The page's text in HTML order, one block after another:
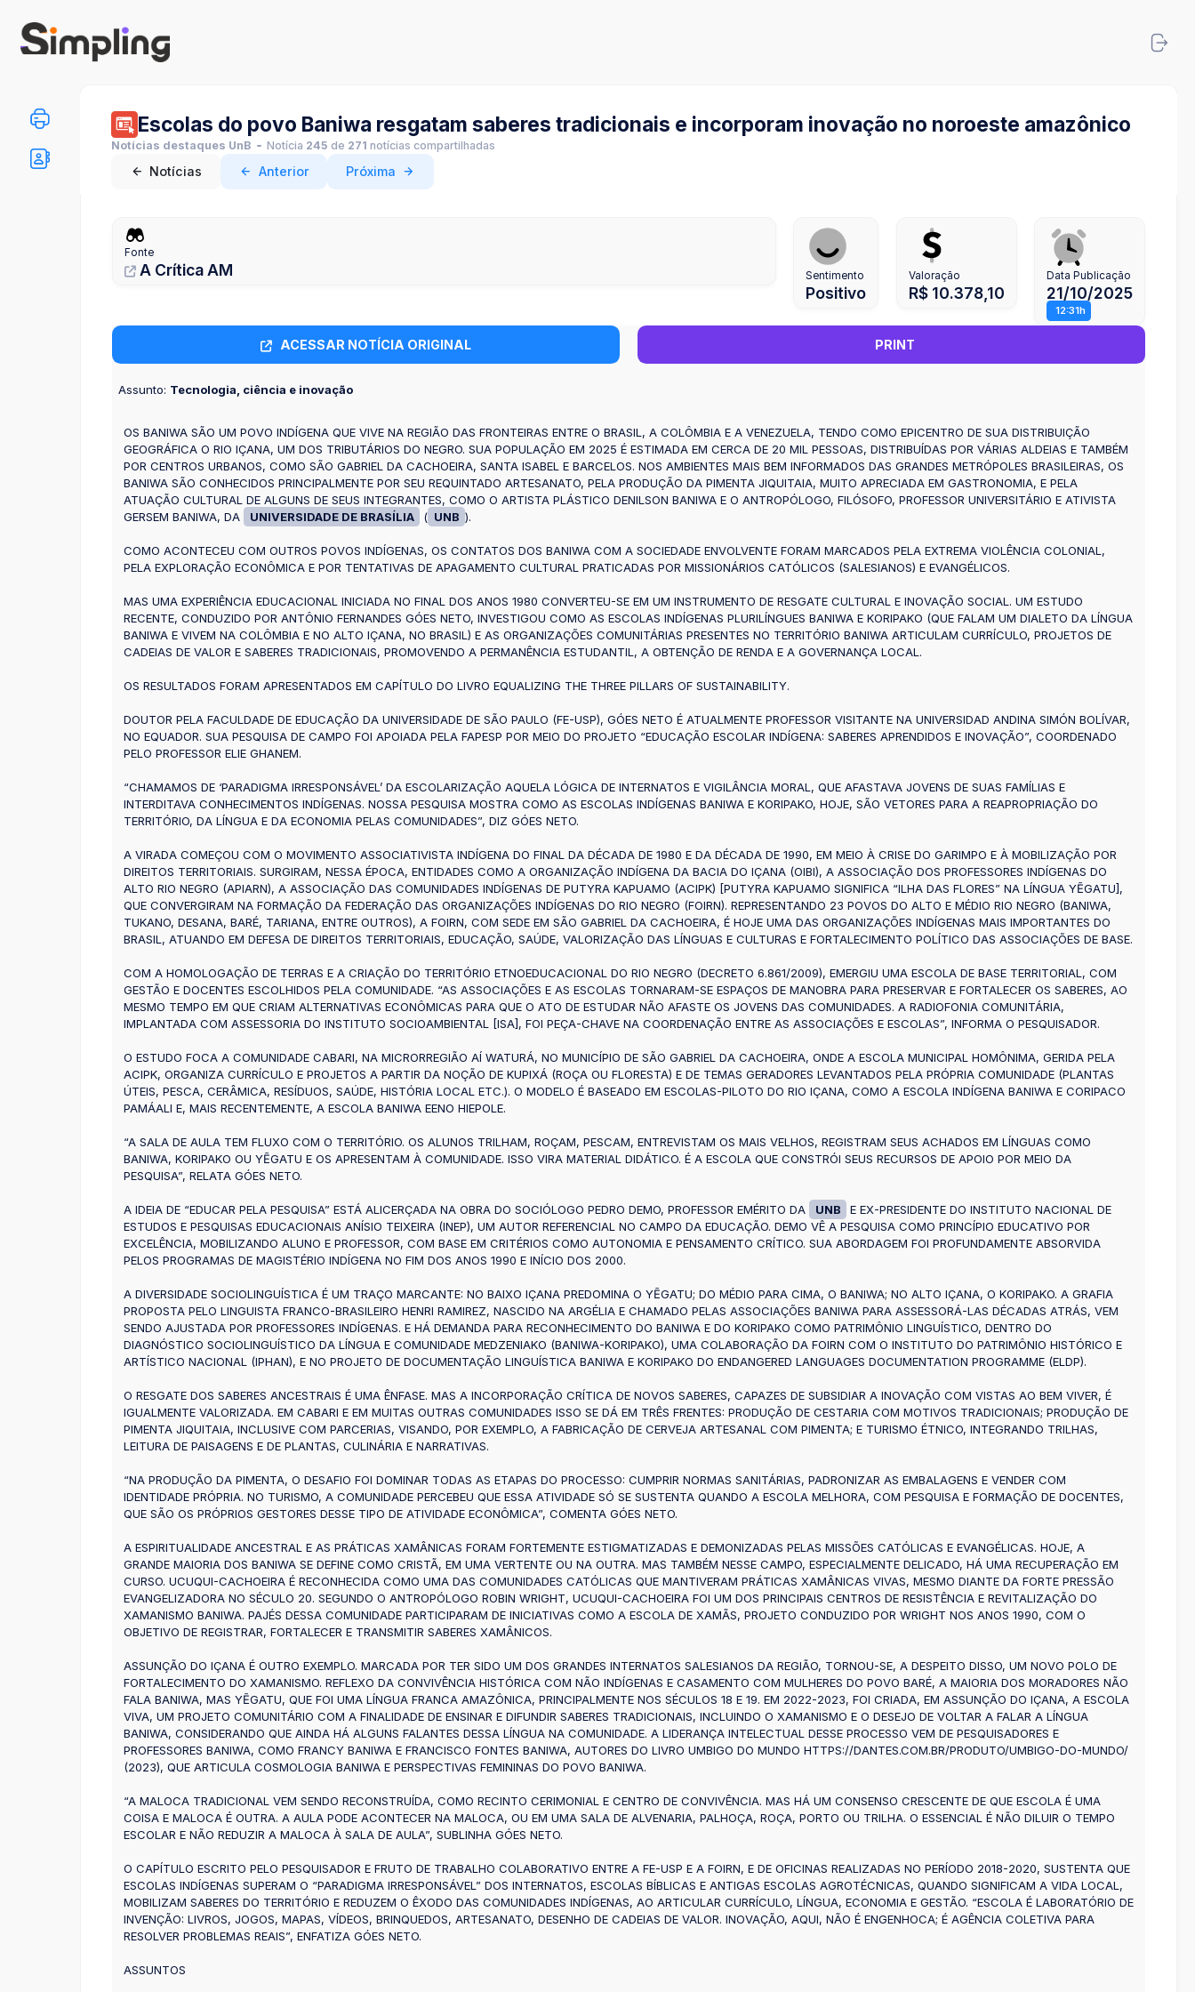
Escolas do povo Baniwa resgatam saberes tradicionais e incorporam inovação no noroeste amazônico
Notícias destaques UnB Notícia 245 de 271 notícias compartilhadas
Notícias Anterior Próxima
Fonte
A Crítica AM Sentimento
Positivo
Valoração
R$ 10.378,10
Data Publicação
21/10/2025
12:31h
ACESSAR NOTÍCIA ORIGINAL PRINT
Assunto: Tecnologia, ciência e inovação
OS BANIWA SÃO UM POVO INDÍGENA QUE VIVE NA REGIÃO DAS FRONTEIRAS ENTRE O BRASIL, A COLÔMBIA E A VENEZUELA, TENDO COMO EPICENTRO DE SUA DISTRIBUIÇÃO
GEOGRÁFICA O RIO IÇANA, UM DOS TRIBUTÁRIOS DO NEGRO. SUA POPULAÇÃO EM 2025 É ESTIMADA EM CERCA DE 20 MIL PESSOAS, DISTRIBUÍDAS POR VÁRIAS ALDEIAS E TAMBÉM
POR CENTROS URBANOS, COMO SÃO GABRIEL DA CACHOEIRA, SANTA ISABEL E BARCELOS. NOS AMBIENTES MAIS BEM INFORMADOS DAS GRANDES METRÓPOLES BRASILEIRAS, OS
BANIWA SÃO CONHECIDOS PRINCIPALMENTE POR SEU REQUINTADO ARTESANATO, PELA PRODUÇÃO DA PIMENTA JIQUITAIA, MUITO APRECIADA EM GASTRONOMIA, E PELA
ATUAÇÃO CULTURAL DE ALGUNS DE SEUS INTEGRANTES, COMO O ARTISTA PLÁSTICO DENILSON BANIWA E O ANTROPÓLOGO, FILÓSOFO, PROFESSOR UNIVERSITÁRIO E ATIVISTA
GERSEM BANIWA, DA
UNIVERSIDADE DE BRASÍLIA ( UNB ).
COMO ACONTECEU COM OUTROS POVOS INDÍGENAS, OS CONTATOS DOS BANIWA COM A SOCIEDADE ENVOLVENTE FORAM MARCADOS PELA EXTREMA VIOLÊNCIA COLONIAL,
PELA EXPLORAÇÃO ECONÔMICA E POR TENTATIVAS DE APAGAMENTO CULTURAL PRATICADAS POR MISSIONÁRIOS CATÓLICOS (SALESIANOS) E EVANGÉLICOS.
MAS UMA EXPERIÊNCIA EDUCACIONAL INICIADA NO FINAL DOS ANOS 1980 CONVERTEU-SE EM UM INSTRUMENTO DE RESGATE CULTURAL E INOVAÇÃO SOCIAL. UM ESTUDO
RECENTE, CONDUZIDO POR ANTÔNIO FERNANDES GÓES NETO, INVESTIGOU COMO AS ESCOLAS INDÍGENAS PLURILÍNGUES BANIWA E KORIPAKO (QUE FALAM UM DIALETO DA LÍNGUA
BANIWA E VIVEM NA COLÔMBIA E NO ALTO IÇANA, NO BRASIL) E AS ORGANIZAÇÕES COMUNITÁRIAS PRESENTES NO TERRITÓRIO BANIWA ARTICULAM CURRÍCULO, PROJETOS DE
CADEIAS DE VALOR E SABERES TRADICIONAIS, PROMOVENDO A PERMANÊNCIA ESTUDANTIL, A OBTENÇÃO DE RENDA E A GOVERNANÇA LOCAL.
OS RESULTADOS FORAM APRESENTADOS EM CAPÍTULO DO LIVRO EQUALIZING THE THREE PILLARS OF SUSTAINABILITY.
DOUTOR PELA FACULDADE DE EDUCAÇÃO DA UNIVERSIDADE DE SÃO PAULO (FE-USP), GÓES NETO É ATUALMENTE PROFESSOR VISITANTE NA UNIVERSIDAD ANDINA SIMÓN BOLÍVAR,
NO EQUADOR. SUA PESQUISA DE CAMPO FOI APOIADA PELA FAPESP POR MEIO DO PROJETO “EDUCAÇÃO ESCOLAR INDÍGENA: SABERES APRENDIDOS E INOVAÇÃO”, COORDENADO
PELO PROFESSOR ELIE GHANEM.
“CHAMAMOS DE ‘PARADIGMA IRRESPONSÁVEL’ DA ESCOLARIZAÇÃO AQUELA LÓGICA DE INTERNATOS E VIGILÂNCIA MORAL, QUE AFASTAVA JOVENS DE SUAS FAMÍLIAS E
INTERDITAVA CONHECIMENTOS INDÍGENAS. NOSSA PESQUISA MOSTRA COMO AS ESCOLAS INDÍGENAS BANIWA E KORIPAKO, HOJE, SÃO VETORES PARA A REAPROPRIAÇÃO DO
TERRITÓRIO, DA LÍNGUA E DA ECONOMIA PELAS COMUNIDADES”, DIZ GÓES NETO.
A VIRADA COMEÇOU COM O MOVIMENTO ASSOCIATIVISTA INDÍGENA DO FINAL DA DÉCADA DE 1980 E DA DÉCADA DE 1990, EM MEIO À CRISE DO GARIMPO E À MOBILIZAÇÃO POR
DIREITOS TERRITORIAIS. SURGIRAM, NESSA ÉPOCA, ENTIDADES COMO A ORGANIZAÇÃO INDÍGENA DA BACIA DO IÇANA (OIBI), A ASSOCIAÇÃO DOS PROFESSORES INDÍGENAS DO
ALTO RIO NEGRO (APIARN), A ASSOCIAÇÃO DAS COMUNIDADES INDÍGENAS DE PUTYRA KAPUAMO (ACIPK) [PUTYRA KAPUAMO SIGNIFICA “ILHA DAS FLORES” NA LÍNGUA YẼGATU],
QUE CONVERGIRAM NA FORMAÇÃO DA FEDERAÇÃO DAS ORGANIZAÇÕES INDÍGENAS DO RIO NEGRO (FOIRN). REPRESENTANDO 23 POVOS DO ALTO E MÉDIO RIO NEGRO (BANIWA,
TUKANO, DESANA, BARÉ, TARIANA, ENTRE OUTROS), A FOIRN, COM SEDE EM SÃO GABRIEL DA CACHOEIRA, É HOJE UMA DAS ORGANIZAÇÕES INDÍGENAS MAIS IMPORTANTES DO
BRASIL, ATUANDO EM DEFESA DE DIREITOS TERRITORIAIS, EDUCAÇÃO, SAÚDE, VALORIZAÇÃO DAS LÍNGUAS E CULTURAS E FORTALECIMENTO POLÍTICO DAS ASSOCIAÇÕES DE BASE.
COM A HOMOLOGAÇÃO DE TERRAS E A CRIAÇÃO DO TERRITÓRIO ETNOEDUCACIONAL DO RIO NEGRO (DECRETO 6.861/2009), EMERGIU UMA ESCOLA DE BASE TERRITORIAL, COM
GESTÃO E DOCENTES ESCOLHIDOS PELA COMUNIDADE. “AS ASSOCIAÇÕES E AS ESCOLAS TORNARAM-SE ESPAÇOS DE MANOBRA PARA PRESERVAR E FORTALECER OS SABERES, AO
MESMO TEMPO EM QUE CRIAM ALTERNATIVAS ECONÔMICAS PARA QUE O ATO DE ESTUDAR NÃO AFASTE OS JOVENS DAS COMUNIDADES. A RADIOFONIA COMUNITÁRIA,
IMPLANTADA COM ASSESSORIA DO INSTITUTO SOCIOAMBIENTAL [ISA], FOI PEÇA-CHAVE NA COORDENAÇÃO ENTRE AS ASSOCIAÇÕES E ESCOLAS”, INFORMA O PESQUISADOR.
O ESTUDO FOCA A COMUNIDADE CABARI, NA MICRORREGIÃO AÍ WATURÁ, NO MUNICÍPIO DE SÃO GABRIEL DA CACHOEIRA, ONDE A ESCOLA MUNICIPAL HOMÔNIMA, GERIDA PELA
ACIPK, ORGANIZA CURRÍCULO E PROJETOS A PARTIR DA NOÇÃO DE KUPIXÁ (ROÇA OU FLORESTA) E DE TEMAS GERADORES LEVANTADOS PELA PRÓPRIA COMUNIDADE (PLANTAS
ÚTEIS, PESCA, CERÂMICA, RESÍDUOS, SAÚDE, HISTÓRIA LOCAL ETC.). O MODELO É BASEADO EM ESCOLAS-PILOTO DO RIO IÇANA, COMO A ESCOLA INDÍGENA BANIWA E CORIPACO
PAMÁALI E, MAIS RECENTEMENTE, A ESCOLA BANIWA EENO HIEPOLE.
“A SALA DE AULA TEM FLUXO COM O TERRITÓRIO. OS ALUNOS TRILHAM, ROÇAM, PESCAM, ENTREVISTAM OS MAIS VELHOS, REGISTRAM SEUS ACHADOS EM LÍNGUAS COMO
BANIWA, KORIPAKO OU YẼGATU E OS APRESENTAM À COMUNIDADE. ISSO VIRA MATERIAL DIDÁTICO. É A ESCOLA QUE CONSTRÓI SEUS RECURSOS DE APOIO POR MEIO DA
PESQUISA”, RELATA GÓES NETO.
A IDEIA DE “EDUCAR PELA PESQUISA” ESTÁ ALICERÇADA NA OBRA DO SOCIÓLOGO PEDRO DEMO, PROFESSOR EMÉRITO DA UNB
E EX-PRESIDENTE DO INSTITUTO NACIONAL DE
ESTUDOS E PESQUISAS EDUCACIONAIS ANÍSIO TEIXEIRA (INEP), UM AUTOR REFERENCIAL NO CAMPO DA EDUCAÇÃO. DEMO VÊ A PESQUISA COMO PRINCÍPIO EDUCATIVO POR
EXCELÊNCIA, MOBILIZANDO ALUNO E PROFESSOR, COM BASE EM CRITÉRIOS COMO AUTONOMIA E PENSAMENTO CRÍTICO. SUA ABORDAGEM FOI PROFUNDAMENTE ABSORVIDA
PELOS PROGRAMAS DE MAGISTÉRIO INDÍGENA NO FIM DOS ANOS 1990 E INÍCIO DOS 2000.
A DIVERSIDADE SOCIOLINGUÍSTICA É UM TRAÇO MARCANTE: NO BAIXO IÇANA PREDOMINA O YẼGATU; DO MÉDIO PARA CIMA, O BANIWA; NO ALTO IÇANA, O KORIPAKO. A GRAFIA
PROPOSTA PELO LINGUISTA FRANCO-BRASILEIRO HENRI RAMIREZ, NASCIDO NA ARGÉLIA E CHAMADO PELAS ASSOCIAÇÕES BANIWA PARA ASSESSORÁ-LAS DÉCADAS ATRÁS, VEM
SENDO AJUSTADA POR PROFESSORES INDÍGENAS. E HÁ DEMANDA PARA RECONHECIMENTO DO BANIWA E DO KORIPAKO COMO PATRIMÔNIO LINGUÍSTICO, DENTRO DO
DIAGNÓSTICO SOCIOLINGUÍSTICO DA LÍNGUA E COMUNIDADE MEDZENIAKO (BANIWA-KORIPAKO), UMA COLABORAÇÃO DA FOIRN COM O INSTITUTO DO PATRIMÔNIO HISTÓRICO E
ARTÍSTICO NACIONAL (IPHAN), E NO PROJETO DE DOCUMENTAÇÃO LINGUÍSTICA BANIWA E KORIPAKO DO ENDANGERED LANGUAGES DOCUMENTATION PROGRAMME (ELDP).
O RESGATE DOS SABERES ANCESTRAIS É UMA ÊNFASE. MAS A INCORPORAÇÃO CRÍTICA DE NOVOS SABERES, CAPAZES DE SUBSIDIAR A INOVAÇÃO COM VISTAS AO BEM VIVER, É
IGUALMENTE VALORIZADA. EM CABARI E EM MUITAS OUTRAS COMUNIDADES ISSO SE DÁ EM TRÊS FRENTES: PRODUÇÃO DE CESTARIA COM MOTIVOS TRADICIONAIS; PRODUÇÃO DE
PIMENTA JIQUITAIA, INCLUSIVE COM PARCERIAS, VISANDO, POR EXEMPLO, A FABRICAÇÃO DE CERVEJA ARTESANAL COM PIMENTA; E TURISMO ÉTNICO, INTEGRANDO TRILHAS,
LEITURA DE PAISAGENS E DE PLANTAS, CULINÁRIA E NARRATIVAS.
“NA PRODUÇÃO DA PIMENTA, O DESAFIO FOI DOMINAR TODAS AS ETAPAS DO PROCESSO: CUMPRIR NORMAS SANITÁRIAS, PADRONIZAR AS EMBALAGENS E VENDER COM
IDENTIDADE PRÓPRIA. NO TURISMO, A COMUNIDADE PERCEBEU QUE ESSA ATIVIDADE SÓ SE SUSTENTA QUANDO A ESCOLA MELHORA, COM PESQUISA E FORMAÇÃO DE DOCENTES,
QUE SÃO OS PRÓPRIOS GESTORES DESSE TIPO DE ATIVIDADE ECONÔMICA”, COMENTA GÓES NETO.
A ESPIRITUALIDADE ANCESTRAL E AS PRÁTICAS XAMÂNICAS FORAM FORTEMENTE ESTIGMATIZADAS E DEMONIZADAS PELAS MISSÕES CATÓLICAS E EVANGÉLICAS. HOJE, A
GRANDE MAIORIA DOS BANIWA SE DEFINE COMO CRISTÃ, EM UMA VERTENTE OU NA OUTRA. MAS TAMBÉM NESSE CAMPO, ESPECIALMENTE DELICADO, HÁ UMA RECUPERAÇÃO EM
CURSO. UCUQUI-CACHOEIRA É RECONHECIDA COMO UMA DAS COMUNIDADES CATÓLICAS QUE MANTIVERAM PRÁTICAS XAMÂNICAS VIVAS, MESMO DIANTE DA FORTE PRESSÃO
EVANGELIZADORA NO SÉCULO 20. SEGUNDO O ANTROPÓLOGO ROBIN WRIGHT, UCUQUI-CACHOEIRA FOI UM DOS PRINCIPAIS CENTROS DE RESISTÊNCIA E REVITALIZAÇÃO DO
XAMANISMO BANIWA. PAJÉS DESSA COMUNIDADE PARTICIPARAM DE INICIATIVAS COMO A ESCOLA DE XAMÃS, PROJETO CONDUZIDO POR WRIGHT NOS ANOS 1990, COM O
OBJETIVO DE REGISTRAR, FORTALECER E TRANSMITIR SABERES XAMÂNICOS.
ASSUNÇÃO DO IÇANA É OUTRO EXEMPLO. MARCADA POR TER SIDO UM DOS GRANDES INTERNATOS SALESIANOS DA REGIÃO, TORNOU-SE, A DESPEITO DISSO, UM NOVO POLO DE
FORTALECIMENTO DO XAMANISMO. REFLEXO DA CONVIVÊNCIA HISTÓRICA COM NÃO INDÍGENAS E CASAMENTO COM MULHERES DO POVO BARÉ, A MAIORIA DOS MORADORES NÃO
FALA BANIWA, MAS YẼGATU, QUE FOI UMA LÍNGUA FRANCA AMAZÔNICA, PRINCIPALMENTE NOS SÉCULOS 18 E 19. EM 2022-2023, FOI CRIADA, EM ASSUNÇÃO DO IÇANA, A ESCOLA
VIVA, UM PROJETO COMUNITÁRIO COM A FINALIDADE DE ENSINAR E DIFUNDIR SABERES TRADICIONAIS, INCLUINDO O XAMANISMO E O DESEJO DE VOLTAR A FALAR A LÍNGUA
BANIWA, CONSIDERANDO QUE AINDA HÁ ALGUNS FALANTES DESSA LÍNGUA NA COMUNIDADE. A LIDERANÇA INTELECTUAL DESSE PROCESSO VEM DE PESQUISADORES E
PROFESSORES BANIWA, COMO FRANCY BANIWA E FRANCISCO FONTES BANIWA, AUTORES DO LIVRO UMBIGO DO MUNDO HTTPS://DANTES.COM.BR/PRODUTO/UMBIGO-DO-MUNDO/
(2023), QUE ARTICULA COSMOLOGIA BANIWA E PERSPECTIVAS FEMININAS DO POVO BANIWA.
“A MALOCA TRADICIONAL VEM SENDO RECONSTRUÍDA, COMO RECINTO CERIMONIAL E CENTRO DE CONVIVÊNCIA. MAS HÁ UM CONSENSO CRESCENTE DE QUE ESCOLA É UMA
COISA E MALOCA É OUTRA. A AULA PODE ACONTECER NA MALOCA, OU EM UMA SALA DE ALVENARIA, PALHOÇA, ROÇA, PORTO OU TRILHA. O ESSENCIAL É NÃO DILUIR O TEMPO
ESCOLAR E NÃO REDUZIR A MALOCA À SALA DE AULA”, SUBLINHA GÓES NETO.
O CAPÍTULO ESCRITO PELO PESQUISADOR E FRUTO DE TRABALHO COLABORATIVO ENTRE A FE-USP E A FOIRN, E DE OFICINAS REALIZADAS NO PERÍODO 2018-2020, SUSTENTA QUE
ESCOLAS INDÍGENAS SUPERAM O “PARADIGMA IRRESPONSÁVEL” DOS INTERNATOS, ESCOLAS BÍBLICAS E ANTIGAS ESCOLAS AGROTÉCNICAS, QUANDO SIGNIFICAM A VIDA LOCAL,
MOBILIZAM SABERES DO TERRITÓRIO E REDUZEM O ÊXODO DAS COMUNIDADES INDÍGENAS, AO ARTICULAR CURRÍCULO, LÍNGUA, ECONOMIA E GESTÃO. “ESCOLA É LABORATÓRIO DE
INVENÇÃO: LIVROS, JOGOS, MAPAS, VÍDEOS, BRINQUEDOS, ARTESANATO, DESENHO DE CADEIAS DE VALOR. INOVAÇÃO, AQUI, NÃO É ENGENHOCA; É AGÊNCIA COLETIVA PARA
RESOLVER PROBLEMAS REAIS”, ENFATIZA GÓES NETO.
ASSUNTOS